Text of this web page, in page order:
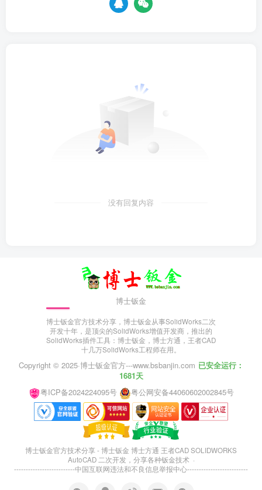
没有回复内容
博士钣金
博士钣金官方技术分享，博士钣金从事SolidWorks二次
开发十年，是顶尖的SolidWorks增值开发商，推出的
SolidWorks插件工具：博士钣金，博士方通，王者CAD
十几万SolidWorks工程师在用。
Copyright © 2025·博士钣金官方---www.bsbanjin.com 已安全运行：
1681天
粤ICP备2024224095号
粤公网安备44060602002845号
博士钣金官方技术分享 - 博士钣金 博士方通 王者CAD SOLIDWORKS
AutoCAD 二次开发，分享各种钣金技术 ·
--------------------------中国互联网违法和不良信息举报中心--------------------------